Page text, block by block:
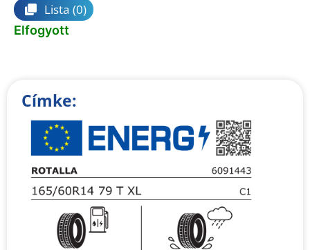
Lista (0)
Elfogyott
Címke: